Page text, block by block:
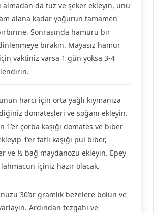
almadan da tuz ve şeker ekleyin, unu
alana kadar yoğurun tamamen
Sonrasında hamuru bir
bırakın. Mayasız hamur
vaktiniz varsa 1 gün yoksa 3-4
harcı için orta yağlı kıymanıza
domatesleri ve soğanı ekleyin.
1’er çorba kaşığı domates ve biber
1’er tatlı kaşığı pul biber,
ve ½ bağ maydanozu ekleyin. Epey
içiniz hazır olacak.
30’ar gramlık bezelere bölün ve
Ardından tezgahı ve